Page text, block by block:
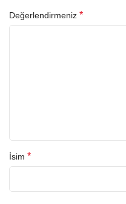
Değerlendirmeniz *
İsim *